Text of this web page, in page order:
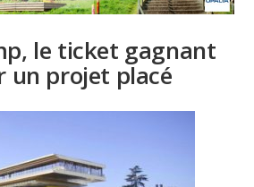
le ticket gagnant
un projet placé